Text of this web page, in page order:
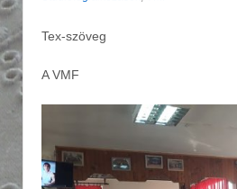
Tex-szöveg
A VMF